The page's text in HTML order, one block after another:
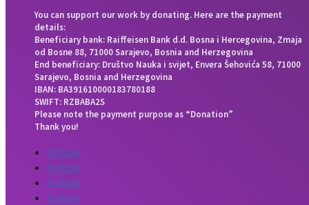
You can support our work by donating. Here are the payment
details:
Beneficiary bank: Raiffeisen Bank d.d. Bosna i Hercegovina, Zmaja
od Bosne 88, 71000 Sarajevo, Bosnia and Herzegovina
End beneficiary: Društvo Nauka i svijet, Envera Šehovića 58, 71000
Sarajevo, Bosnia and Herzegovina
IBAN: BA391610000183780188
SWIFT: RZBABA2S
Please note the payment purpose as “Donation”
Thank you!
Follow
Follow
Follow
Follow